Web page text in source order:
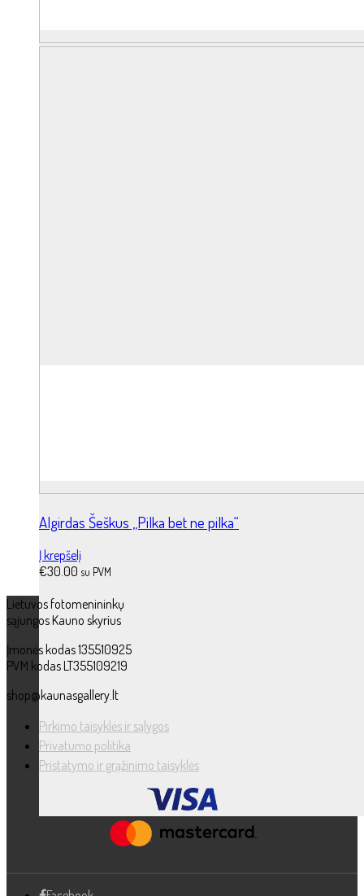
Algirdas Šeškus „Pilka bet ne pilka“
Į krepšelį
€30.00 su PVM
Lietuvos fotomenininkų
sąjungos Kauno skyrius
Įmonės kodas 135510925
PVM kodas LT355109219
shop@kaunasgallery.lt
Pirkimo taisyklės ir sąlygos
Privatumo politika
Pristatymo ir grąžinimo taisyklės